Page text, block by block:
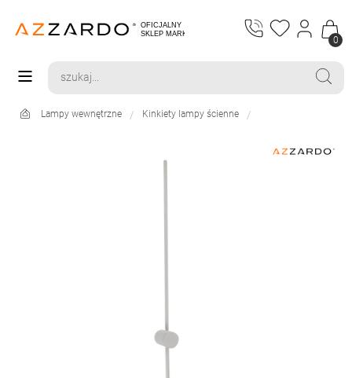
0
Lampy wewnętrzne Kinkiety lampy ścienne